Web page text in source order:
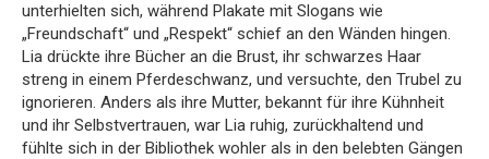
unterhielten sich, während Plakate mit Slogans wie
„Freundschaft“ und „Respekt“ schief an den Wänden hingen.
Lia drückte ihre Bücher an die Brust, ihr schwarzes Haar
streng in einem Pferdeschwanz, und versuchte, den Trubel zu
ignorieren. Anders als ihre Mutter, bekannt für ihre Kühnheit
und ihr Selbstvertrauen, war Lia ruhig, zurückhaltend und
fühlte sich in der Bibliothek wohler als in den belebten Gängen